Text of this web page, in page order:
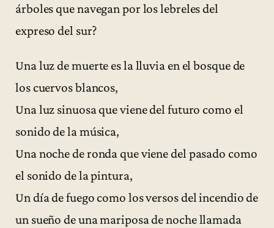
árboles que navegan por los lebreles del
expreso del sur?
Una luz de muerte es la lluvia en el bosque de
los cuervos blancos,
Una luz sinuosa que viene del futuro como el
sonido de la música,
Una noche de ronda que viene del pasado como
el sonido de la pintura,
Un día de fuego como los versos del incendio de
un sueño de una mariposa de noche llamada